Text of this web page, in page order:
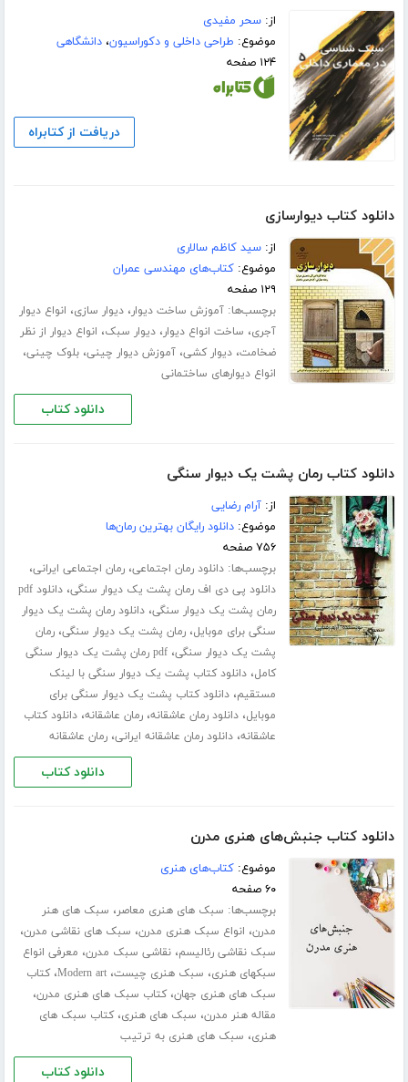
از:سحر مفیدی
موضوع: طراحی داخلی و دکوراسیون،دانشگاهی
۱۲۴ صفحه
دریافت از کتابراه
دانلود کتاب دیوارسازی
از:سید کاظم سالاری
موضوع:کتاب‌های مهندسی عمران
۱۲۹ صفحه
برچسب‌ها:آموزش ساخت دیوار،دیوار سازی، انواع دیوار
آجری، ساخت انواع دیوار،دیوار سبک، انواع دیوار از نظر
ضخامت،دیوار کشی،آموزش دیوار چینی،بلوک چینی،
انواع دیوارهای ساختمانی
دانلود کتاب
دانلود کتاب رمان پشت یک دیوار سنگی
از:آرام رضایی
موضوع:دانلود رایگان بهترین رمان‌ها
۷۵۶ صفحه
برچسب‌ها:دانلود رمان اجتماعی،رمان اجتماعی ایرانی،
دانلود پی دی اف رمان پشت یک دیوار سنگی،
دانلود pdf
رمان پشت یک دیوار سنگی،دانلود رمان پشت یک دیوار
سنگی برای موبایل،رمان پشت یک دیوار سنگی،رمان
پشت یک دیوار سنگی،
pdf رمان پشت یک دیوار سنگی
کامل،دانلود کتاب پشت یک دیوار سنگی با لینک
مستقیم،دانلود کتاب پشت یک دیوار سنگی برای
موبایل،دانلود رمان عاشقانه،رمان عاشقانه،دانلود کتاب
عاشقانه،دانلود رمان عاشقانه ایرانی،رمان عاشقانه
دانلود کتاب
دانلود کتاب جنبش‌های هنری مدرن
موضوع:کتاب‌های هنری
۶۰ صفحه
برچسب‌ها: سبک های هنری معاصر، سبک های هنر
مدرن، انواع سبک هنری مدرن، سبک های نقاشی مدرن،
سبک نقاشی رئالیسم،نقاشی سبک مدرن، معرفی انواع
سبکهای هنری، سبک هنری چیست،Modern art،کتاب
سبک های هنری جهان،کتاب سبک های هنری مدرن،
مقاله هنر مدرن، سبک های هنری،کتاب سبک های
هنری، سبک های هنری به ترتیب
دانلود کتاب